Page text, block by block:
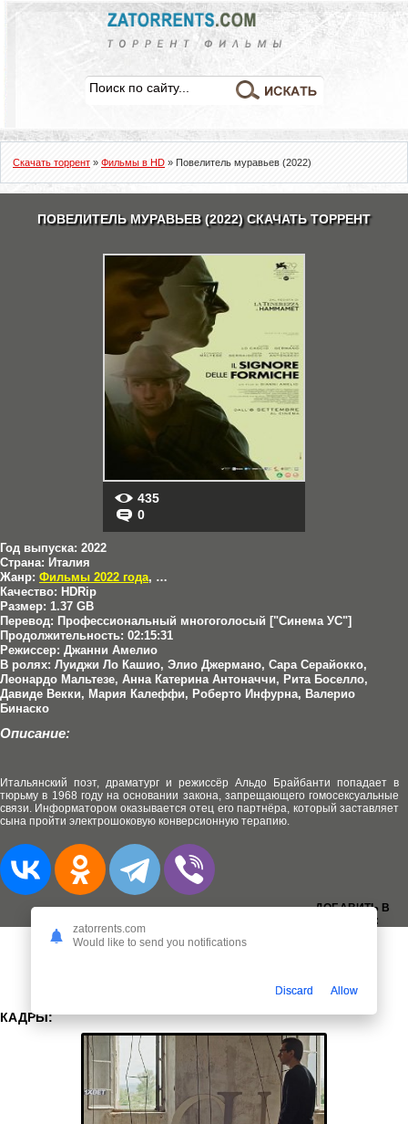
Скачать торрент » Фильмы в HD » Повелитель муравьев (2022)
ПОВЕЛИТЕЛЬ МУРАВЬЕВ (2022) СКАЧАТЬ ТОРРЕНТ
435
0
Год выпуска: 2022
Страна: Италия
Жанр: Фильмы 2022 года, Драмы
Качество: HDRip
Размер: 1.37 GB
Перевод: Профессиональный многоголосый ["Синема УС"]
Продолжительность: 02:15:31
Режиссер: Джанни Амелио
В ролях: Луиджи Ло Кашио, Элио Джермано, Сара Серайокко,
Леонардо Мальтезе, Анна Катерина Антоначчи, Рита Боселло,
Давиде Векки, Мария Калеффи, Роберто Инфурна, Валерио
Бинаско
Описание:
Итальянский поэт, драматург и режиссёр Альдо Брайбанти попадает в
тюрьму в 1968 году на основании закона, запрещающего гомосексуальные
связи. Информатором оказывается отец его партнёра, который заставляет
сына пройти электрошоковую конверсионную терапию.
ДОБАВИТЬ В
ЗАКЛАДКИ:
КАДРЫ:
zatorrents.com
Would like to send you notifications
Discard Allow